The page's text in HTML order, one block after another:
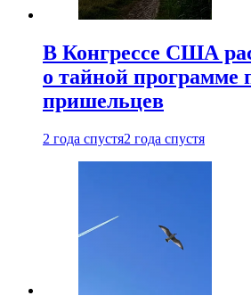
В Конгрессе США
о тайной программе
пришельцев
2 года спустя2 года спустя